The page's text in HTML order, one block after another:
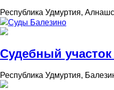
Республика Удмуртия,
Суды Балезино
Судебный
Республика Удмуртия,